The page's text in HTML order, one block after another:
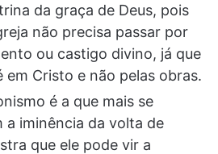
da graça de Deus, pois
não precisa passar por
ou castigo divino, já que
em Cristo e não pelas obras.
é a que mais se
a iminência da volta de
que ele pode vir a